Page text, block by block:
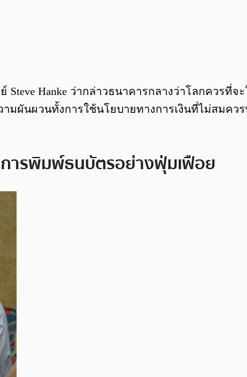
Hanke ว่ากล่าวธนาคารกลางว่าโลกควรที่จ
มผันผวนทั้งการใช้นโยบายทางการเงินที่ไม่สมคว
การพิมพ์ธนบัตรอย่างฟุ่มเฟือย